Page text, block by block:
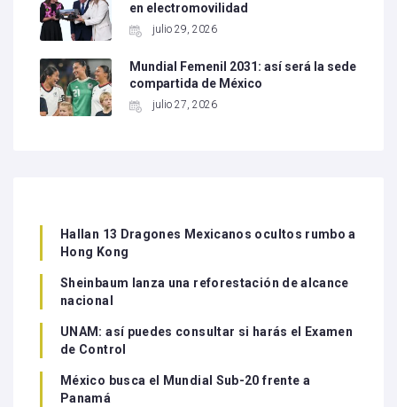
en electromovilidad
julio 29, 2026
Mundial Femenil 2031: así será la sede
compartida de México
julio 27, 2026
Hallan 13 Dragones Mexicanos ocultos rumbo a
Hong Kong
Sheinbaum lanza una reforestación de alcance
nacional
UNAM: así puedes consultar si harás el Examen
de Control
México busca el Mundial Sub-20 frente a
Panamá